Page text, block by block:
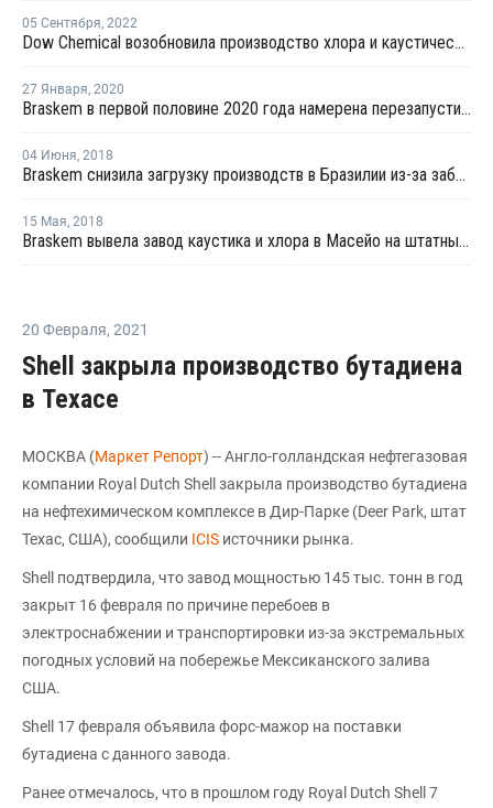
05 Сентября, 2022
Dow Chemical возобновила производство хлора и каустической соды в Бразилии
27 Января, 2020
Braskem в первой половине 2020 года намерена перезапустить более мощный завод каустика в Бразилии
04 Июня, 2018
Braskem снизила загрузку производств в Бразилии из-за забастовок перевозчиков
15 Мая, 2018
Braskem вывела завод каустика и хлора в Масейо на штатный режим работы
20 Февраля, 2021
Shell закрыла производство бутадиена
в Техасе
МОСКВА (Маркет Репорт) -- Англо-голландская нефтегазовая
компании Royal Dutch Shell закрыла производство бутадиена
на нефтехимическом комплексе в Дир-Парке (Deer Park, штат
Техас, США), сообщили ICIS источники рынка.
Shell подтвердила, что завод мощностью 145 тыс. тонн в год
закрыт 16 февраля по причине перебоев в
электроснабжении и транспортировки из-за экстремальных
погодных условий на побережье Мексиканского залива
США.
Shell 17 февраля объявила форс-мажор на поставки
бутадиена с данного завода.
Ранее отмечалось, что в прошлом году Royal Dutch Shell 7